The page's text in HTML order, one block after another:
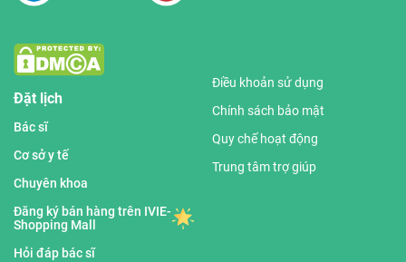
Đặt lịch
Bác sĩ
Cơ sở y tế
Chuyên khoa
Đăng ký bán hàng trên IVIE-
Shopping Mall
Hỏi đáp bác sĩ
Điều khoản sử dụng
Chính sách bảo mật
Quy chế hoạt động
Trung tâm trợ giúp